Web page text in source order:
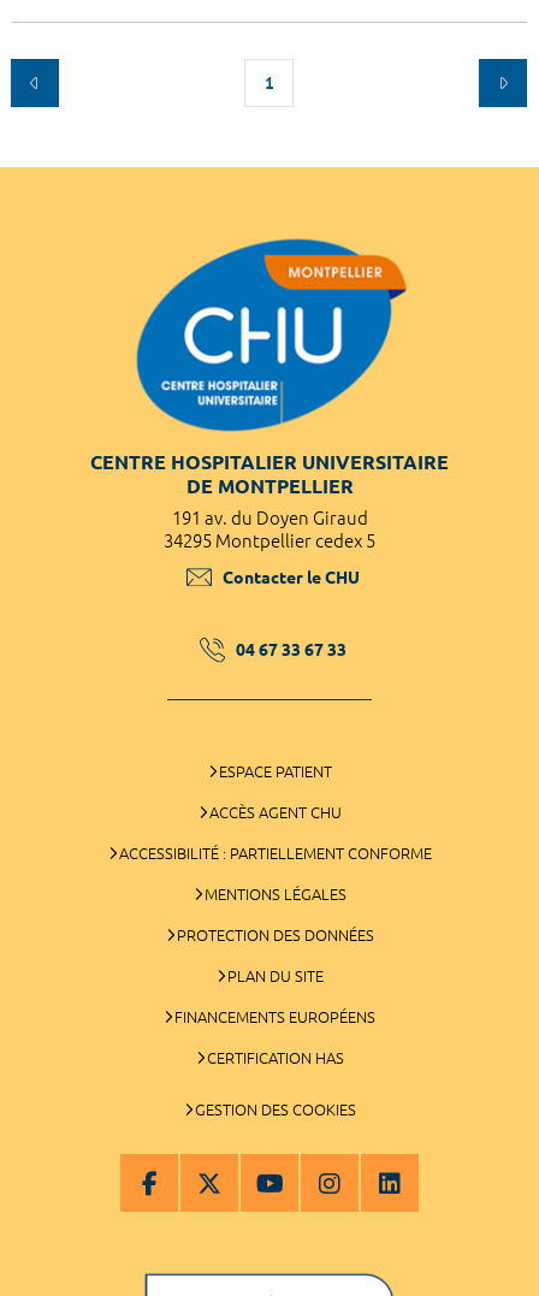
1
CENTRE HOSPITALIER UNIVERSITAIRE
DE MONTPELLIER
191 av. du Doyen Giraud
34295 Montpellier cedex 5
Contacter le CHU
04 67 33 67 33
ESPACE PATIENT
ACCÈS AGENT CHU
ACCESSIBILITÉ : PARTIELLEMENT CONFORME
MENTIONS LÉGALES
PROTECTION DES DONNÉES
PLAN DU SITE
FINANCEMENTS EUROPÉENS
CERTIFICATION HAS
GESTION DES COOKIES